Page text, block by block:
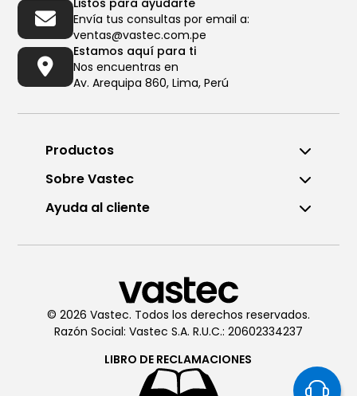
De Lunes a Viernes de 8:00am
a 6:00pm
Chatea conVastec
De Lunes a Viernes de 8:00am
a 6:00pm
Listos para ayudarte
Envía tus consultas por email a:
ventas@vastec.com.pe
Estamos aquí para ti
Nos encuentras en
Av. Arequipa 860, Lima, Perú
Productos
Sobre Vastec
Ayuda al cliente
© 2026 Vastec. Todos los derechos reservados.
Razón Social: Vastec S.A. R.U.C.: 20602334237
LIBRO DE RECLAMACIONES